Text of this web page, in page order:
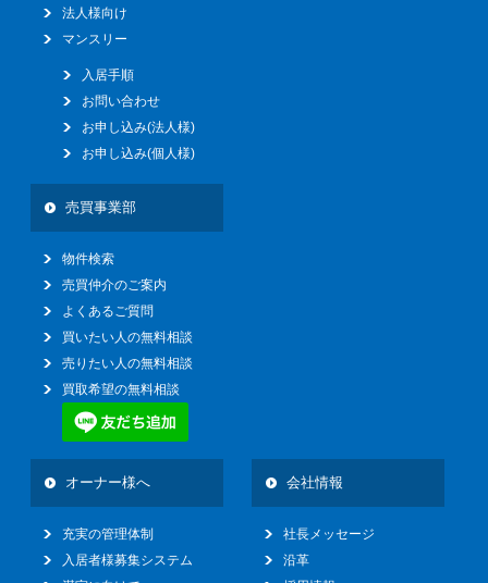
法人様向け
マンスリー
入居手順
お問い合わせ
お申し込み(法人様)
お申し込み(個人様)
売買事業部
物件検索
売買仲介のご案内
よくあるご質問
買いたい人の無料相談
売りたい人の無料相談
買取希望の無料相談
オーナー様へ
充実の管理体制
入居者様募集システム
会社情報
社長メッセージ
沿革